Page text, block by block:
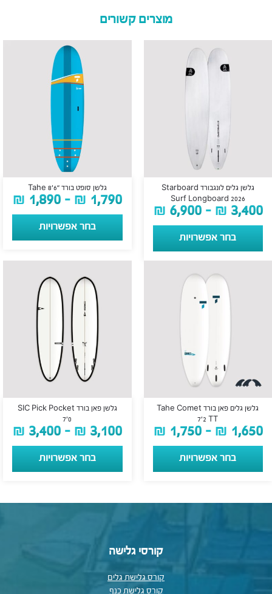
מוצרים קשורים
גלשן גלים לונגבורד Starboard
Surf Longboard 2026
₪ 3,400
–
₪ 6,900
בחר אפשרויות
גלשן סופט בורד “Tahe 8’6
₪ 1,790
–
₪ 1,890
בחר אפשרויות
גלשן גלים פאן בורד Tahe Comet
7’2 TT
₪ 1,650
–
₪ 1,750
בחר אפשרויות
גלשן פאן בורד SIC Pick Pocket
7’0
₪ 3,100
–
₪ 3,400
בחר אפשרויות
קורסי גלישה
קורס גלישת גלים
קורס גלישת כנף